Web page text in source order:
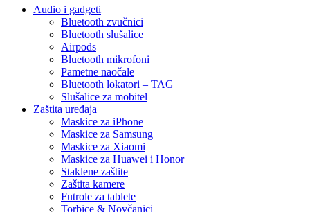
Audio i gadgeti
Bluetooth zvučnici
Bluetooth slušalice
Airpods
Bluetooth mikrofoni
Pametne naočale
Bluetooth lokatori – TAG
Slušalice za mobitel
Zaštita uređaja
Maskice za iPhone
Maskice za Samsung
Maskice za Xiaomi
Maskice za Huawei i Honor
Staklene zaštite
Zaštita kamere
Futrole za tablete
Torbice & Novčanici